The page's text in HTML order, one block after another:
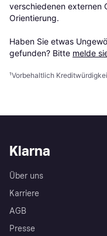
verschiedenen externen
Orientierung.
Haben Sie etwas
gefunden? Bitte melde
¹Vorbehaltlich
Klarna
Über uns
Karriere
AGB
Presse